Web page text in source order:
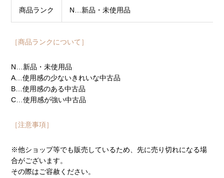
商品ランク N…新品・未使用品
［商品ランクについて］
N…新品・未使用品
A…使用感の少ないきれいな中古品
B…使用感のある中古品
C…使用感が強い中古品
［注意事項］
※他ショップ等でも販売しているため、先に売り切れになる場
合がございます。
その際はご容赦ください。